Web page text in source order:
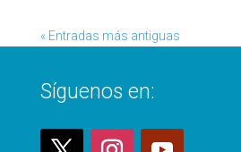
« Entradas más antiguas
Síguenos en: